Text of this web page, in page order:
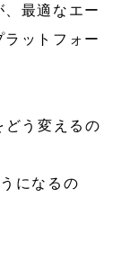
、最適なエー
ットフォー
どう変えるの
になるの